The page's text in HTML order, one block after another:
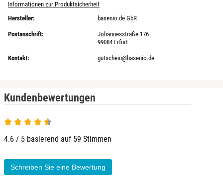
Informationen zur Produktsicherheit
Hersteller:
basenio.de GbR
Postanschrift:
Johannesstraße 176
99084 Erfurt
Kontakt: gutschein@basenio.de
Kundenbewertungen
4.6 / 5 basierend auf 59 Stimmen
Schreiben Sie eine Bewertung
Kempten
Kronach
Kulmbach